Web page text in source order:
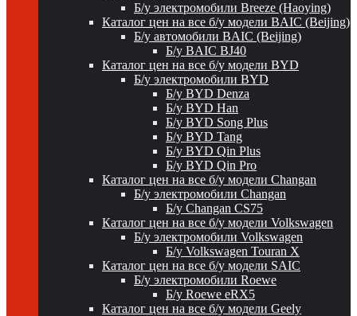
Б/у электромобили Breeze (Haoying)
Каталог цен на все б/у модели BAIC (Beijing)
Б/у автомобили BAIC (Beijing)
Б/у BAIC BJ40
Каталог цен на все б/у модели BYD
Б/у электромобили BYD
Б/у BYD Denza
Б/у BYD Han
Б/у BYD Song Plus
Б/у BYD Tang
Б/у BYD Qin Plus
Б/у BYD Qin Pro
Каталог цен на все б/у модели Changan
Б/у электромобили Changan
Б/у Changan CS75
Каталог цен на все б/у модели Volkswagen
Б/у электромобили Volkswagen
Б/у Volkswagen Touran X
Каталог цен на все б/у модели SAIC
Б/у электромобили Roewe
Б/у Roewe eRX5
Каталог цен на все б/у модели Geely